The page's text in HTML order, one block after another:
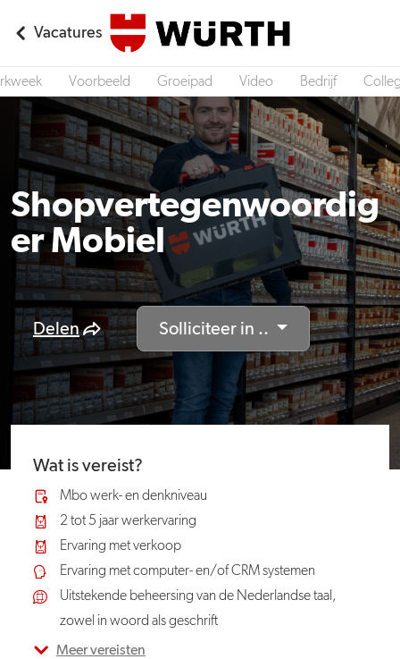
Vacatures
Voorbeeld Groeipad Video Bedrijf
Shopvertegenwoordig
er Mobiel
Delen Solliciteer in ..
Wat is vereist?
Mbo werk- en denkniveau
2 tot 5 jaar werkervaring
Ervaring met verkoop
Ervaring met computer- en/of CRM systemen
Uitstekende beheersing van de Nederlandse taal,
zowel in woord als geschrift
Meer vereisten